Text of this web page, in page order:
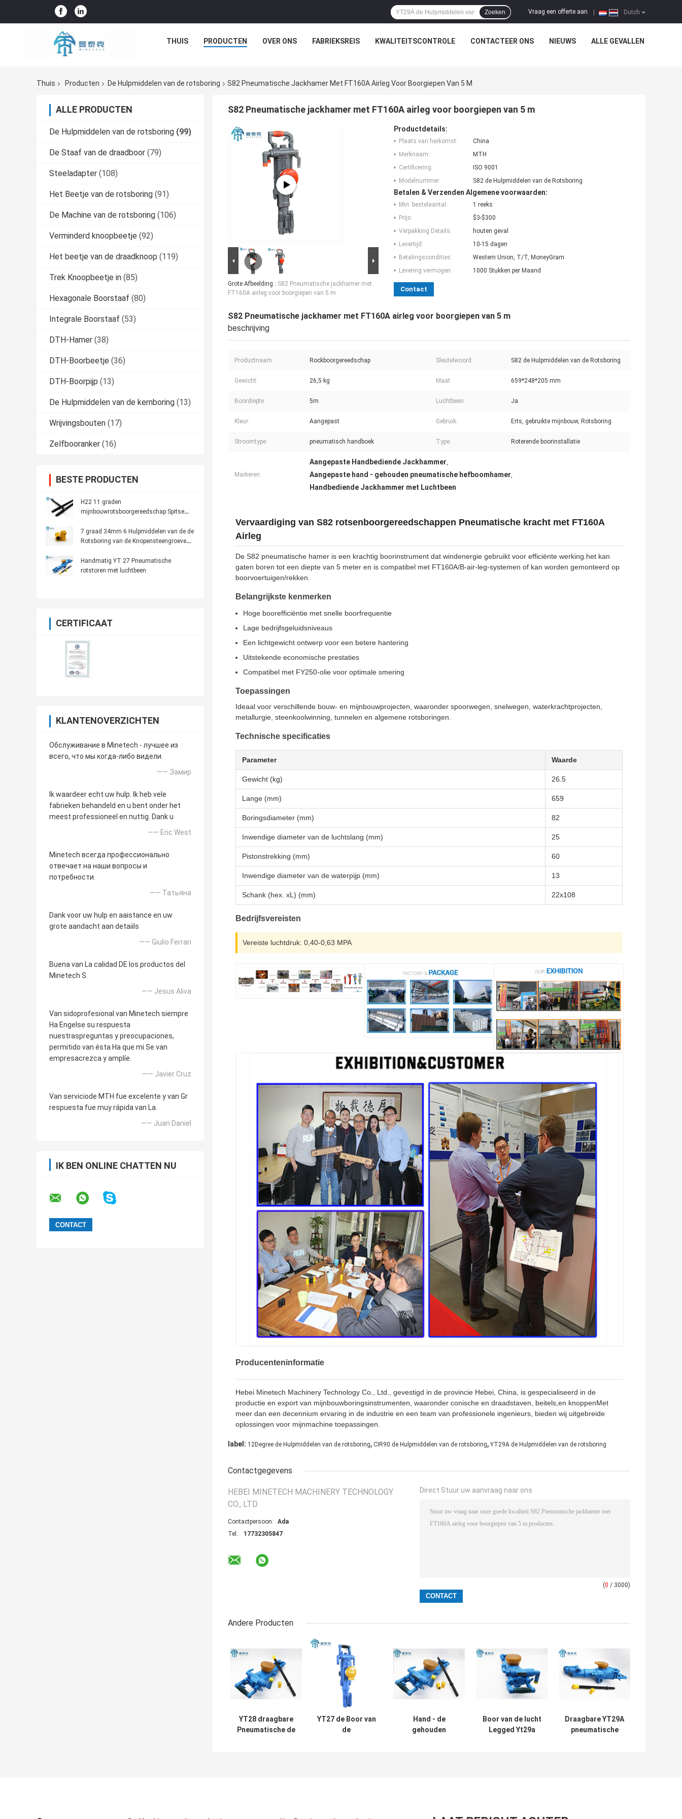
Dutch
Vraag een offerte aan
Zoeken
THUIS PRODUCTEN OVER ONS FABRIEKSREIS KWALITEITSCONTROLE CONTACTEER ONS NIEUWS ALLE GEVALLEN
Thuis Producten De Hulpmiddelen van de rotsboring S82 Pneumatische Jackhamer Met FT160A Airleg Voor Boorgiepen Van 5 M
ALLE PRODUCTEN
De Hulpmiddelen van de rotsboring (99)
De Staaf van de draadboor (79)
Steeladapter (108)
Het Beetje van de rotsboring (91)
De Machine van de rotsboring (106)
Verminderd knoopbeetje (92)
Het beetje van de draadknoop (119)
Trek Knoopbeetje in (85)
Hexagonale Boorstaaf (80)
Integrale Boorstaaf (53)
DTH-Hamer (38)
DTH-Boorbeetje (36)
DTH-Boorpijp (13)
De Hulpmiddelen van de kernboring (13)
Wrijvingsbouten (17)
Zelfbooranker (16)
BESTE PRODUCTEN
H22 11 graden
mijnbouwrotsboorgereedschap Spitse
7 graad 34mm 6 Hulpmiddelen van de de
Rotsboring van de Knopensteengroeve
Handmatig YT 27 Pneumatische
rotstoren met luchtbeen
CERTIFICAAT
KLANTENOVERZICHTEN
Обслуживание в Minetech - лучшее из
всего, что мы когда-либо видели.
—— Замир
Ik waardeer echt uw hulp. Ik heb vele
fabrieken behandeld en u bent onder het
meest professioneel en nuttig. Dank u
—— Eric West
Minetech всегда профессионально
отвечает на наши вопросы и
потребности.
—— Татьяна
Dank voor uw hulp en aaistance en uw
grote aandacht aan detaiils
—— Giulio Ferrari
Buena van La calidad DE los productos del
Minetech S.
—— Jesus Aliva
Van sidoprofesional van Minetech siempre
Ha Engelse su respuesta
nuestraspreguntas y preocupaciones,
permitido van ésta Ha que mi Se van
empresacrezca y amplíe.
—— Javier Cruz
Van serviciode MTH fue excelente y van Gr
respuesta fue muy rápida van La.
—— Juan Daniel
IK BEN ONLINE CHATTEN NU
S82 Pneumatische jackhamer met FT160A airleg voor boorgiepen van 5 m
Grote Afbeelding : S82 Pneumatische jackhamer met
FT160A airleg voor boorgiepen van 5 m
Productdetails:
Plaats van herkomst:
China
Merknaam:
MTH
Certificering:
ISO 9001
Modelnummer:
S82 de Hulpmiddelen van de Rotsboring
Betalen & Verzenden Algemene voorwaarden:
Min. bestelaantal:
1 reeks
Prijs:
$3-$300
Verpakking Details:
houten geval
Levertijd:
10-15 dagen
Betalingscondities:
Western Union, T/T, MoneyGram
Levering vermogen:
1000 Stukken per Maand
Contact
S82 Pneumatische jackhamer met FT160A airleg voor boorgiepen van 5 m
beschrijving
Productnaam: Rockboorgereedschap Sleutelwoord: S82 de Hulpmiddelen van de Rotsboring
Gewicht: 26,5 kg Maat: 659*248*205 mm
Boordiepte: 5m Luchtbeen: Ja
Kleur: Aangepast Gebruik: Erts, gebruikte mijnbouw, Rotsboring
Stroomtype: pneumatisch handboek Type: Roterende boorinstallatie
Markeren:
Aangepaste Handbediende Jackhammer,
Aangepaste hand - gehouden pneumatische hefboomhamer,
Handbediende Jackhammer met Luchtbeen
Vervaardiging van S82 rotsenboorgereedschappen Pneumatische kracht met FT160A
Airleg
De S82 pneumatische hamer is een krachtig boorinstrument dat windenergie gebruikt voor efficiënte werking.het kan
gaten boren tot een diepte van 5 meter en is compatibel met FT160A/B-air-leg-systemen of kan worden gemonteerd op
boorvoertuigen/rekken.
Belangrijkste kenmerken
Hoge boorefficiëntie met snelle boorfrequentie
Lage bedrijfsgeluidsniveaus
Een lichtgewicht ontwerp voor een betere hantering
Uitstekende economische prestaties
Compatibel met FY250-olie voor optimale smering
Toepassingen
Ideaal voor verschillende bouw- en mijnbouwprojecten, waaronder spoorwegen, snelwegen, waterkrachtprojecten,
metallurgie, steenkoolwinning, tunnelen en algemene rotsboringen.
Technische specificaties
Parameter Waarde
Gewicht (kg) 26.5
Lange (mm) 659
Boringsdiameter (mm) 82
Inwendige diameter van de luchtslang (mm) 25
Pistonstrekking (mm) 60
Inwendige diameter van de waterpijp (mm) 13
Schank (hex. xL) (mm) 22x108
Bedrijfsvereisten
Vereiste luchtdruk: 0,40-0,63 MPA
Producenteninformatie
Hebei Minetech Machinery Technology Co., Ltd., gevestigd in de provincie Hebei, China, is gespecialiseerd in de
productie en export van mijnbouwboringsinstrumenten, waaronder conische en draadstaven, beitels,en knoppenMet
meer dan een decennium ervaring in de industrie en een team van professionele ingenieurs, bieden wij uitgebreide
oplossingen voor mijnmachine toepassingen.
label: 12Degree de Hulpmiddelen van de rotsboring, CIR90 de Hulpmiddelen van de rotsboring, YT29A de Hulpmiddelen van de rotsboring
Contactgegevens
HEBEI MINETECH MACHINERY TECHNOLOGY
CO., LTD
Contactpersoon:
Ada
Tel.:
17732305847
Direct Stuur uw aanvraag naar ons
(0 / 3000)
Andere Producten
YT28 draagbare
Pneumatische de
YT27 de Boor van
de
Hand - de
gehouden
Boor van de lucht
Legged Yt29a
Draagbare YT29A
pneumatische